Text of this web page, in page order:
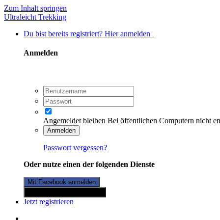
Zum Inhalt springen
Ultraleicht Trekking
Du bist bereits registriert? Hier anmelden
Anmelden
Angemeldet bleiben Bei öffentlichen Computern nicht
Anmelden
Passwort vergessen?
Oder nutze einen der folgenden Dienste
Mit Facebook anmelden
Jetzt registrieren